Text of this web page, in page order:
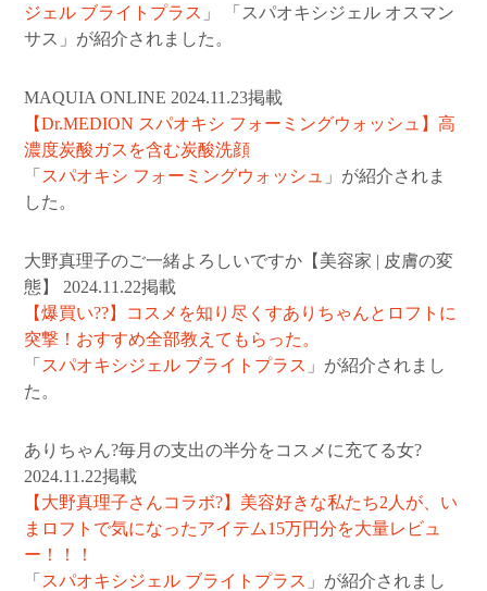
ジェル ブライトプラス 」 「スパオキシジェル オスマン
サス」が紹介されました。
MAQUIA ONLINE 2024.11.23掲載
【Dr.MEDION スパオキシ フォーミングウォッシュ】高
濃度炭酸ガスを含む炭酸洗顔
「 スパオキシ フォーミングウォッシュ
」が紹介されま
した。
大野真理子のご一緒よろしいですか【美容家 | 皮膚の変
態】 2024.11.22掲載
【爆買い??】コスメを知り尽くすありちゃんとロフトに
突撃！おすすめ全部教えてもらった。
「 スパオキシジェル ブライトプラス 」が紹介されまし
た。
ありちゃん?毎月の支出の半分をコスメに充てる女?
2024.11.22掲載
【大野真理子さんコラボ?】美容好きな私たち2人が、い
まロフトで気になったアイテム15万円分を大量レビュ
ー！！！
「 スパオキシジェル ブライトプラス 」が紹介されまし